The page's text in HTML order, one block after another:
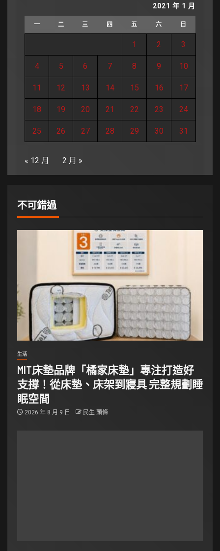
2021 年 1 月
一 二 三 四 五 六 日
1 2 3
4 5 6 7 8 9 10
11 12 13 14 15 16 17
18 19 20 21 22 23 24
25 26 27 28 29 30 31
« 12 月 2 月 »
不可錯過
生活
MIT床墊品牌「橘家床墊」專注打造好
支撐！從床墊、床架到寢具 完整規劃睡
眠空間
2026 年 8 月 9 日 民生 頭條